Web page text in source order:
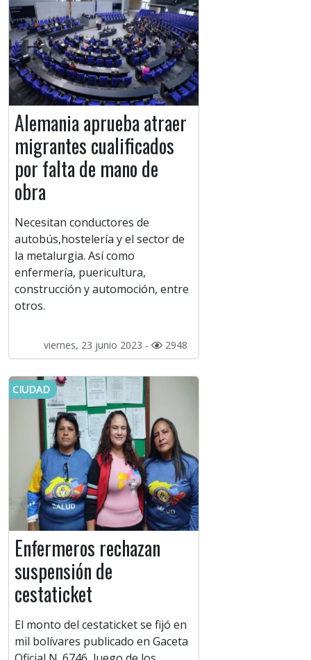
Alemania aprueba atraer
migrantes cualificados
por falta de mano de
obra
Necesitan conductores de
autobús,hostelería y el sector de
la metalurgia. Así como
enfermería, puericultura,
construcción y automoción, entre
otros.
viernes, 23 junio 2023 - 2948
CIUDAD
Enfermeros rechazan
suspensión de
cestaticket
El monto del cestaticket se fijó en
mil bolívares publicado en Gaceta